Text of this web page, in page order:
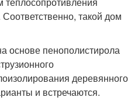
такой дом
основе пенополистирола
деревянного
и встречаются.